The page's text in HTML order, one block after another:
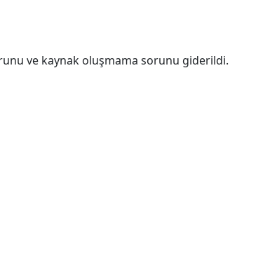
ve kaynak oluşmama sorunu giderildi.